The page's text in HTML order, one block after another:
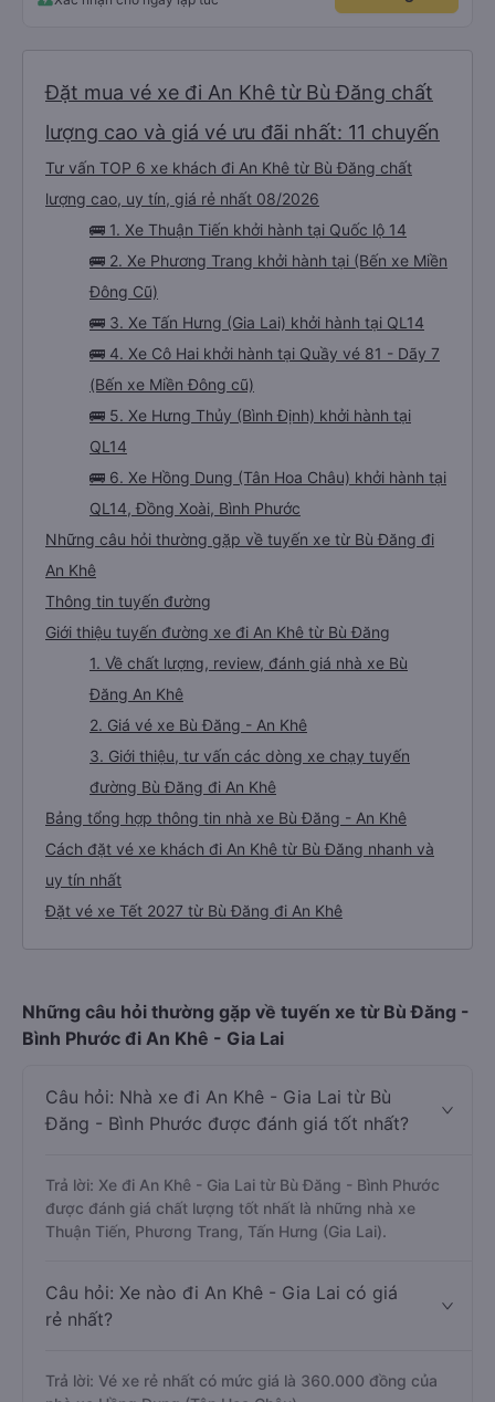
Đặt mua vé xe đi An Khê từ Bù Đăng chất
lượng cao và giá vé ưu đãi nhất: 11 chuyến
Tư vấn TOP 6 xe khách đi An Khê từ Bù Đăng chất
lượng cao, uy tín, giá rẻ nhất 08/2026
🚌 1. Xe Thuận Tiến khởi hành tại Quốc lộ 14
🚌 2. Xe Phương Trang khởi hành tại (Bến xe Miền
Đông Cũ)
🚌 3. Xe Tấn Hưng (Gia Lai) khởi hành tại QL14
🚌 4. Xe Cô Hai khởi hành tại Quầy vé 81 - Dãy 7
(Bến xe Miền Đông cũ)
🚌 5. Xe Hưng Thủy (Bình Định) khởi hành tại
QL14
🚌 6. Xe Hồng Dung (Tân Hoa Châu) khởi hành tại
QL14, Đồng Xoài, Bình Phước
Những câu hỏi thường gặp về tuyến xe từ Bù Đăng đi
An Khê
Thông tin tuyến đường
Giới thiệu tuyến đường xe đi An Khê từ Bù Đăng
1. Về chất lượng, review, đánh giá nhà xe Bù
Đăng An Khê
2. Giá vé xe Bù Đăng - An Khê
3. Giới thiệu, tư vấn các dòng xe chạy tuyến
đường Bù Đăng đi An Khê
Bảng tổng hợp thông tin nhà xe Bù Đăng - An Khê
Cách đặt vé xe khách đi An Khê từ Bù Đăng nhanh và
uy tín nhất
Đặt vé xe Tết 2027 từ Bù Đăng đi An Khê
Những câu hỏi thường gặp về tuyến xe từ Bù Đăng -
Bình Phước đi An Khê - Gia Lai
Câu hỏi: Nhà xe đi An Khê - Gia Lai từ Bù
Đăng - Bình Phước được đánh giá tốt nhất?
Trả lời: Xe đi An Khê - Gia Lai từ Bù Đăng - Bình Phước
được đánh giá chất lượng tốt nhất là những nhà xe
Thuận Tiến, Phương Trang, Tấn Hưng (Gia Lai).
Câu hỏi: Xe nào đi An Khê - Gia Lai có giá
rẻ nhất?
Trả lời: Vé xe rẻ nhất có mức giá là 360.000 đồng của